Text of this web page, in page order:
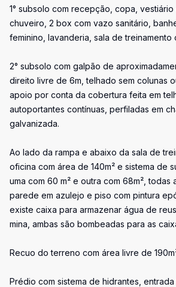
1° subsolo com recepção, copa,
chuveiro, 2 box com vazo sanitário,
feminino, lavanderia, sala de treinamento
2° subsolo com galpão de
direito livre de 6m, telhado sem colunas
apoio por conta da cobertura feita em
autoportantes contínuas, perfiladas em
galvanizada.
Ao lado da rampa e abaixo da sala de
oficina com área de 140m² e sistema de
uma com 60 m² e outra com 68m², todas
parede em azulejo e piso com pintura
existe caixa para armazenar água de
mina, ambas são bombeadas para as
Recuo do terreno com área livre de
Prédio com sistema de hidrantes,